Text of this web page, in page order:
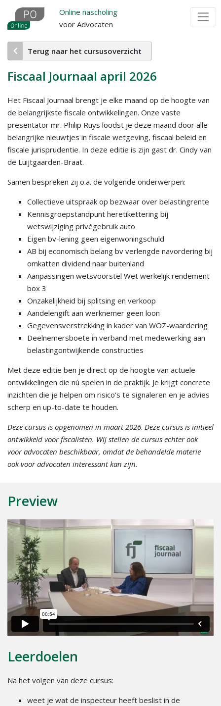
Overslaan
naar
de
inhoud
Online nascholing
voor Advocaten
Terug naar het cursusoverzicht
Fiscaal Journaal april 2026
Het Fiscaal Journaal brengt je elke maand op de hoogte van
de belangrijkste fiscale ontwikkelingen. Onze vaste
presentator mr. Philip Ruys loodst je deze maand door alle
belangrijke nieuwtjes in fiscale wetgeving, fiscaal beleid en
fiscale jurisprudentie. In deze editie is zijn gast dr. Cindy van
de Luijtgaarden-Braat.
Samen bespreken zij o.a. de volgende onderwerpen:
Collectieve uitspraak op bezwaar over belastingrente
Kennisgroepstandpunt heretikettering bij
wetswijziging privégebruik auto
Eigen bv-lening geen eigenwoningschuld
AB bij economisch belang bv verlengde navordering bij
omkatten dividend naar buitenland
Aanpassingen wetsvoorstel Wet werkelijk rendement
box 3
Onzakelijkheid bij splitsing en verkoop
Aandelengift aan werknemer geen loon
Gegevensverstrekking in kader van WOZ-waardering
Deelnemersboete in verband met medewerking aan
belastingontwijkende constructies
Met deze editie ben je direct op de hoogte van actuele
ontwikkelingen die nú spelen in de praktijk. Je krijgt concrete
inzichten die je helpen om risico’s te signaleren en je advies
scherp en up-to-date te houden.
Deze cursus is opgenomen in maart 2026. Deze cursus is initieel
ontwikkeld voor fiscalisten. Wij stellen de cursus echter ook
voor advocaten beschikbaar, omdat de behandelde materie
ook voor advocaten interessant kan zijn.
Preview
Leerdoelen
Na het volgen van deze cursus:
weet je wat de inspecteur heeft beslist in de